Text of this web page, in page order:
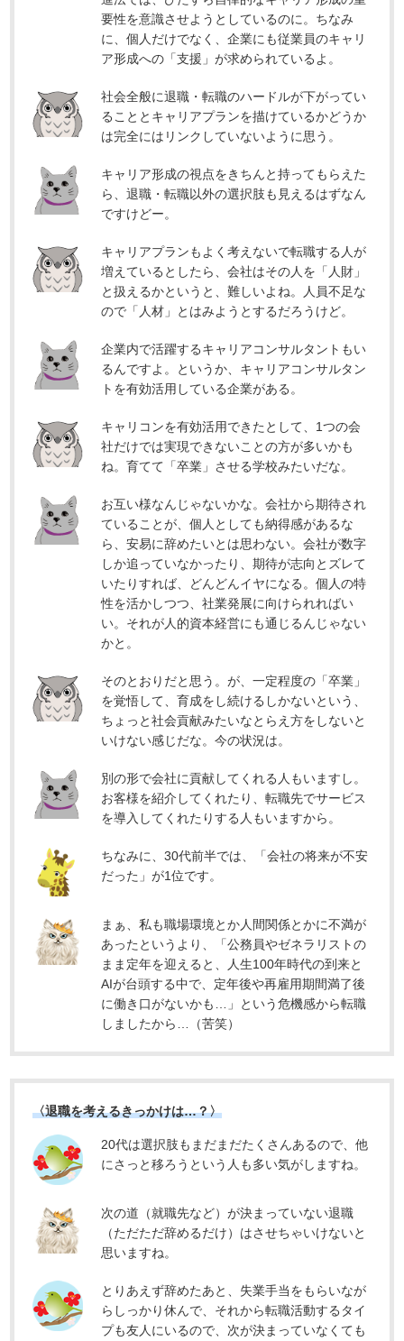
要性を意識させようとしているのに。ちなみ
に、個人だけでなく、企業にも従業員のキャリ
ア形成への「支援」が求められているよ。
社会全般に退職・転職のハードルが下がってい
ることとキャリアプランを描けているかどうか
は完全にはリンクしていないように思う。
キャリア形成の視点をきちんと持ってもらえた
ら、退職・転職以外の選択肢も見えるはずなん
ですけどー。
キャリアプランもよく考えないで転職する人が
増えているとしたら、会社はその人を「人財」
と扱えるかというと、難しいよね。人員不足な
ので「人材」とはみようとするだろうけど。
企業内で活躍するキャリアコンサルタントもい
るんですよ。というか、キャリアコンサルタン
トを有効活用している企業がある。
キャリコンを有効活用できたとして、1つの会
社だけでは実現できないことの方が多いかも
ね。育てて「卒業」させる学校みたいだな。
お互い様なんじゃないかな。会社から期待され
ていることが、個人としても納得感があるな
ら、安易に辞めたいとは思わない。会社が数字
しか追っていなかったり、期待が志向とズレて
いたりすれば、どんどんイヤになる。個人の特
性を活かしつつ、社業発展に向けられればい
い。それが人的資本経営にも通じるんじゃない
かと。
そのとおりだと思う。が、一定程度の「卒業」
を覚悟して、育成をし続けるしかないという、
ちょっと社会貢献みたいなとらえ方をしないと
いけない感じだな。今の状況は。
別の形で会社に貢献してくれる人もいますし。
お客様を紹介してくれたり、転職先でサービス
を導入してくれたりする人もいますから。
ちなみに、30代前半では、「会社の将来が不安
だった」が1位です。
まぁ、私も職場環境とか人間関係とかに不満が
あったというより、「公務員やゼネラリストの
まま定年を迎えると、人生100年時代の到来と
AIが台頭する中で、定年後や再雇用期間満了後
に働き口がないかも…」という危機感から転職
しましたから…（苦笑）
〈退職を考えるきっかけは…？〉
20代は選択肢もまだまだたくさんあるので、他
にさっと移ろうという人も多い気がしますね。
次の道（就職先など）が決まっていない退職
（ただただ辞めるだけ）はさせちゃいけないと
思いますね。
とりあえず辞めたあと、失業手当をもらいなが
らしっかり休んで、それから転職活動するタイ
プも友人にいるので、次が決まっていなくても